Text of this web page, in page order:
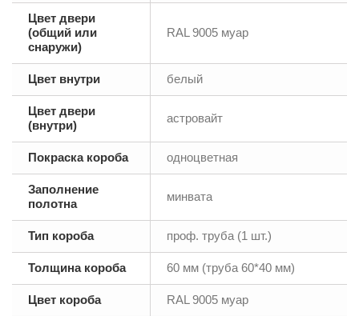
Цвет двери
(общий или
снаружи)
RAL 9005 муар
Цвет внутри белый
Цвет двери
(внутри)
астровайт
Покраска короба одноцветная
Заполнение
полотна
минвата
Тип короба проф. труба (1 шт.)
Толщина короба 60 мм (труба 60*40 мм)
Цвет короба RAL 9005 муар